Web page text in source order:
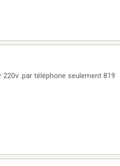
.par téléphone seulement 819